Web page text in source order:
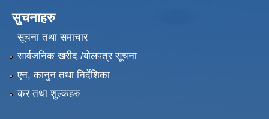
सुचनाहरु
सूचना तथा समाचार
सार्वजनिक खरीद /बोलपत्र सूचना
एन, कानुन तथा निर्देशिका
कर तथा शुल्कहरु